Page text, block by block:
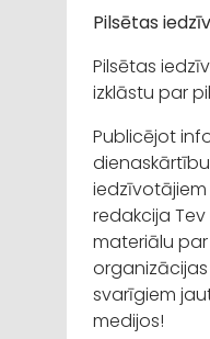
Pilsētas
Pilsētas
izklāstu par
Publicējot
iedzīvotājiem
redakcija
materiālu
organizācijas
svarīgiem
medijos!